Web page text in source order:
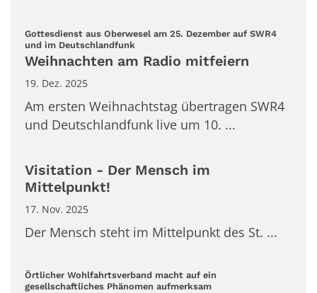
Gottesdienst aus Oberwesel am 25. Dezember auf SWR4
und im Deutschlandfunk
Weihnachten am Radio mitfeiern
19. Dez. 2025
Am ersten Weihnachtstag übertragen SWR4
und Deutschlandfunk live um 10. ...
Visitation - Der Mensch im
Mittelpunkt!
17. Nov. 2025
Der Mensch steht im Mittelpunkt des St. ...
Örtlicher Wohlfahrtsverband macht auf ein
gesellschaftliches Phänomen aufmerksam